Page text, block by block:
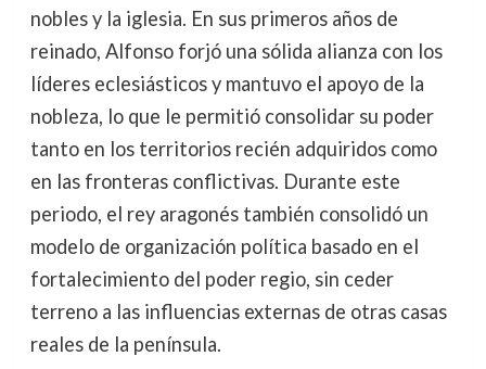
nobles y la iglesia. En sus primeros años de
reinado, Alfonso forjó una sólida alianza con los
líderes eclesiásticos y mantuvo el apoyo de la
nobleza, lo que le permitió consolidar su poder
tanto en los territorios recién adquiridos como
en las fronteras conflictivas. Durante este
periodo, el rey aragonés también consolidó un
modelo de organización política basado en el
fortalecimiento del poder regio, sin ceder
terreno a las influencias externas de otras casas
reales de la península.